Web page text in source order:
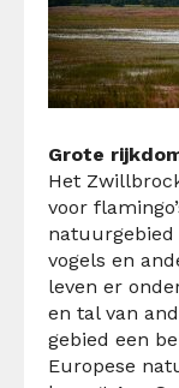
Grote
Het
voor
vogels en
leven er
en tal van
gebied een
Europese